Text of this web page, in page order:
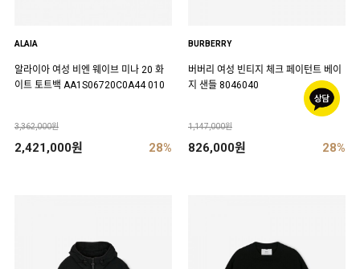
ALAIA
알라이아 여성 비엔 웨이브 미나 20 화
이트 토트백 AA1S06720C0A44 010
3,362,000원
2,421,000원 28%
BURBERRY
버버리 여성 빈티지 체크 페이턴트 베이
지 샌들 8046040
1,147,000원
826,000원 28%